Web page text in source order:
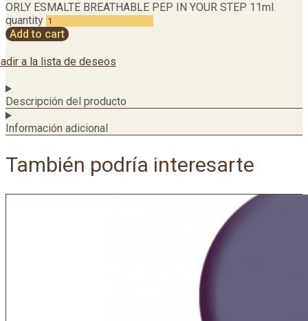
ORLY ESMALTE BREATHABLE PEP IN YOUR STEP 11ml.
quantity
Add to cart
a la lista de deseos
Descripción del producto
Información adicional
También podría interesarte